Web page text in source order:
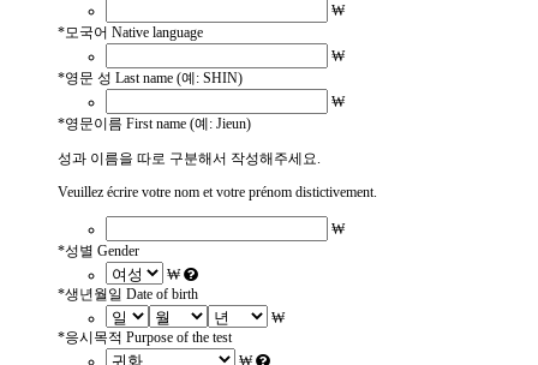
₩
*모국어 Native language
₩
*영문 성 Last name (예: SHIN)
₩
*영문이름 First name (예: Jieun)
성과 이름을 따로 구분해서 작성해주세요.
Veuillez écrire votre nom et votre prénom distictivement.
₩
*성별 Gender
₩
*생년월일 Date of birth
₩
*응시목적 Purpose of the test
₩